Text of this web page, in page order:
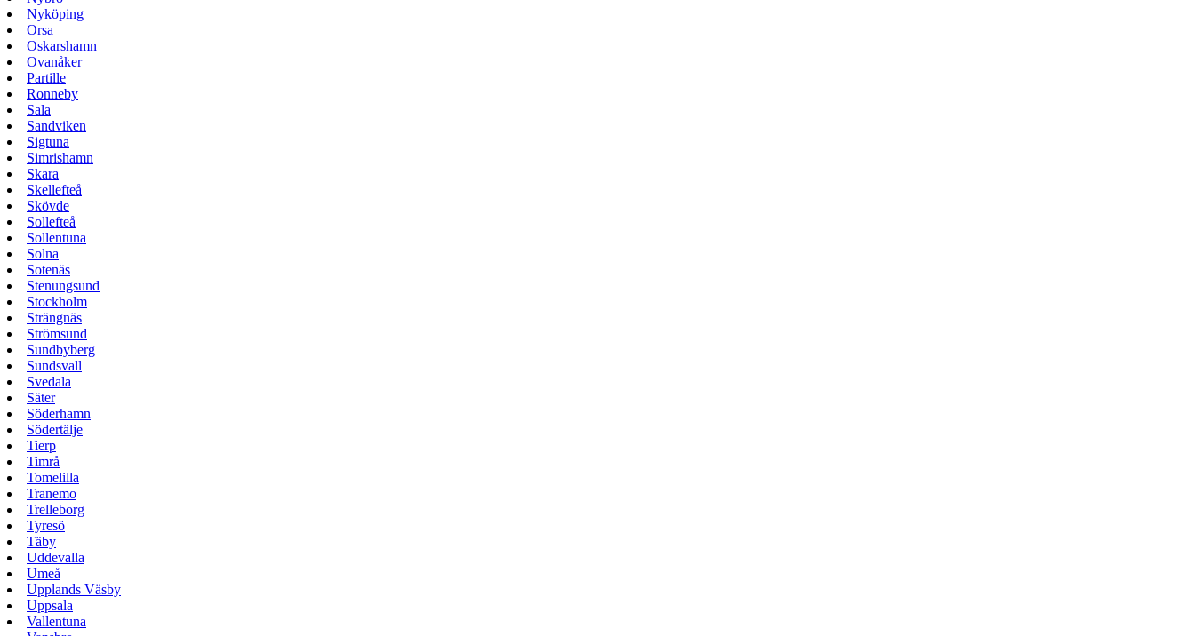
Nyköping
Orsa
Oskarshamn
Ovanåker
Partille
Ronneby
Sala
Sandviken
Sigtuna
Simrishamn
Skara
Skellefteå
Skövde
Sollefteå
Sollentuna
Solna
Sotenäs
Stenungsund
Stockholm
Strängnäs
Strömsund
Sundbyberg
Sundsvall
Svedala
Säter
Söderhamn
Södertälje
Tierp
Timrå
Tomelilla
Tranemo
Trelleborg
Tyresö
Täby
Uddevalla
Umeå
Upplands Väsby
Uppsala
Vallentuna